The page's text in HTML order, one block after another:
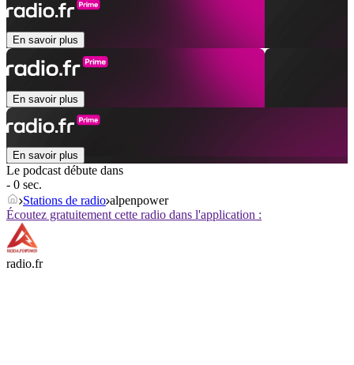
En savoir plus
En savoir plus
En savoir plus
Le podcast débute dans
- 0 sec.
Stations de radio alpenpower
Écoutez gratuitement cette radio dans l'application :
radio.fr